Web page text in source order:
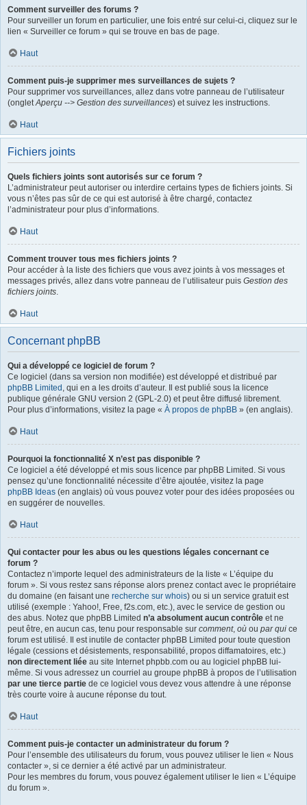
Comment surveiller des forums ?
Pour surveiller un forum en particulier, une fois entré sur celui-ci, cliquez sur le
lien « Surveiller ce forum » qui se trouve en bas de page.
Haut
Comment puis-je supprimer mes surveillances de sujets ?
Pour supprimer vos surveillances, allez dans votre panneau de l’utilisateur
(ongletAperçu --> Gestion des surveillances) et suivez les instructions.
Haut
Fichiers joints
Quels fichiers joints sont autorisés sur ce forum ?
L’administrateur peut autoriser ou interdire certains types de fichiers joints. Si
vous n’êtes pas sûr de ce qui est autorisé à être chargé, contactez
l’administrateur pour plus d’informations.
Haut
Comment trouver tous mes fichiers joints ?
Pour accéder à la liste des fichiers que vous avez joints à vos messages et
messages privés, allez dans votre panneau de l’utilisateur puis Gestion des
fichiers joints.
Haut
Concernant phpBB
Qui a développé ce logiciel de forum ?
Ce logiciel (dans sa version non modifiée) est développé et distribué par
phpBB Limited , qui en a les droits d’auteur. Il est publié sous la licence
publique générale GNU version 2 (GPL-2.0) et peut être diffusé librement.
Pour plus d’informations, visitez la page « À propos de phpBB » (en anglais).
Haut
Pourquoi la fonctionnalité X n’est pas disponible ?
Ce logiciel a été développé et mis sous licence par phpBB Limited. Si vous
pensez qu’une fonctionnalité nécessite d’être ajoutée, visitez la page
phpBB Ideas (en anglais) où vous pouvez voter pour des idées proposées ou
en suggérer de nouvelles.
Haut
Qui contacter pour les abus ou les questions légales concernant ce
forum ?
Contactez n’importe lequel des administrateurs de la liste « L’équipe du
forum ». Si vous restez sans réponse alors prenez contact avec le propriétaire
du domaine (en faisant une recherche sur whois) ou si un service gratuit est
utilisé (exemple : Yahoo!, Free, f2s.com, etc.), avec le service de gestion ou
des abus. Notez que phpBB Limited n’a absolument aucun contrôle et ne
peut être, en aucun cas, tenu pour responsable sur comment, où ou par qui ce
forum est utilisé. Il est inutile de contacter phpBB Limited pour toute question
légale (cessions et désistements, responsabilité, propos diffamatoires, etc.)
non directement liée au site Internet phpbb.com ou au logiciel phpBB lui-
même. Si vous adressez un courriel au groupe phpBB à propos de l’utilisation
par une tierce partie de ce logiciel vous devez vous attendre à une réponse
très courte voire à aucune réponse du tout.
Haut
Comment puis-je contacter un administrateur du forum ?
Pour l’ensemble des utilisateurs du forum, vous pouvez utiliser le lien « Nous
contacter », si ce dernier a été activé par un administrateur.
Pour les membres du forum, vous pouvez également utiliser le lien « L’équipe
du forum ».